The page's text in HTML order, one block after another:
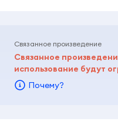
Связанное произведение
Связанное
использование будут
Почему?